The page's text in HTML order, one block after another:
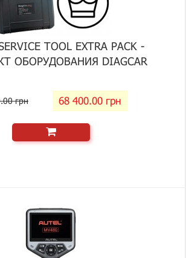
TOOL EXTRA PACK -
ОБОРУДОВАНИЯ DIAGCAR
грн 68 400.00 грн